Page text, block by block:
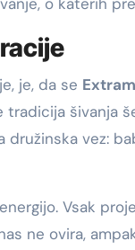
je, da se
tradicija šivanja
družinska vez:
Vsak
ne ovira,